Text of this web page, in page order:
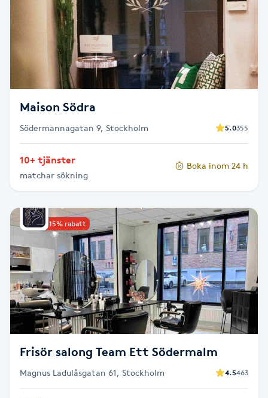
Herrklippning
HIFU
Hollywood Peel
Hot Stone Massage
Hot yoga
Hudföryngring
Huduppstramning
Hudvård
Hyaluronsyra
Maison Södra
Södermannagatan 9, Stockholm 5.0355
10+ tjänster
matchar sökning
Boka inom 24 h
Upp till 15% rabatt
Frisör salong Team Ett Södermalm
Magnus Ladulåsgatan 61, Stockholm 4.5463